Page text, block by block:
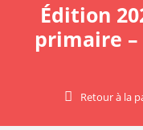
Édition
primaire
Retour à la